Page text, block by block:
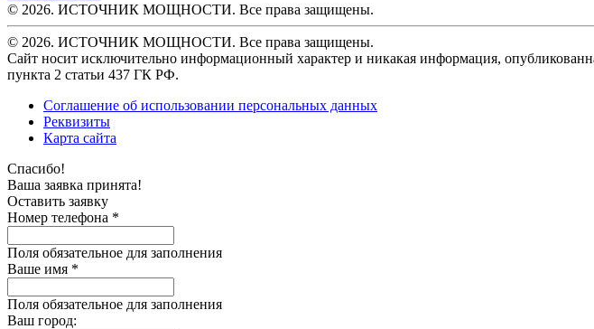
© 2026. ИСТОЧНИК МОЩНОСТИ. Все права защищены.
© 2026. ИСТОЧНИК МОЩНОСТИ. Все права защищены.
Сайт носит исключительно информационный характер и никакая информация,
пункта 2 статьи 437 ГК РФ.
Соглашение об использовании персональных данных
Реквизиты
Карта сайта
Спасибо!
Ваша заявка принята!
Оставить заявку
Номер телефона *
Поля обязательное для заполнения
Ваше имя *
Поля обязательное для заполнения
Ваш город: